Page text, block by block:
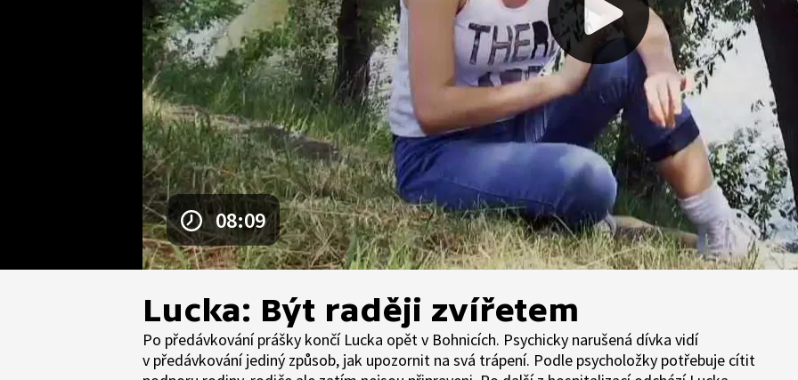
08:09
Lucka: Být raději zvířetem
Po předávkování prášky končí Lucka opět v Bohnicích. Psychicky narušená dívka vidí
v předávkování jediný způsob, jak upozornit na svá trápení. Podle psycholožky potřebuje cítit